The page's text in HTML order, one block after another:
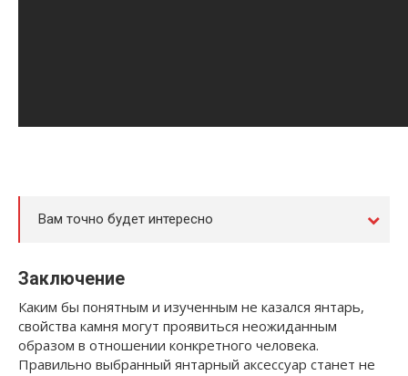
Вам точно будет интересно
Заключение
Каким бы понятным и изученным не казался янтарь,
свойства камня могут проявиться неожиданным
образом в отношении конкретного человека.
Правильно выбранный янтарный аксессуар станет не